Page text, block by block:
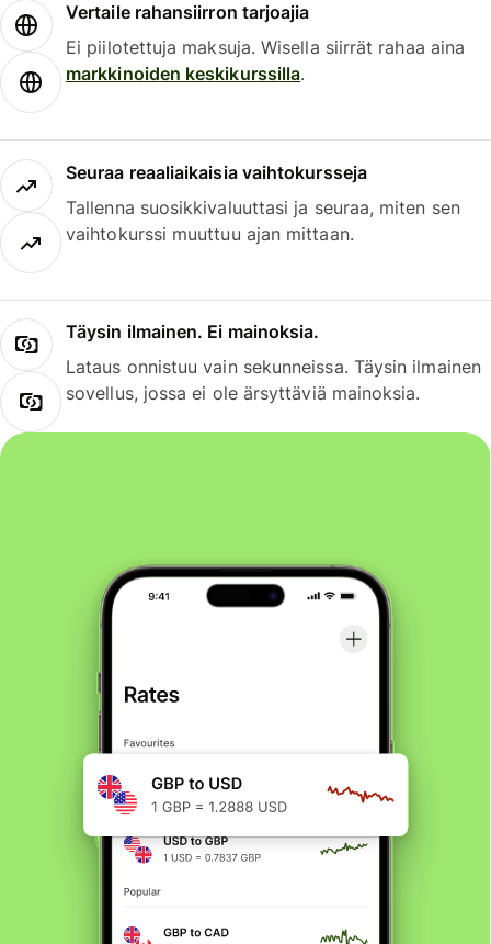
Vertaile rahansiirron tarjoajia
Ei piilotettuja maksuja. Wisella siirrät rahaa aina
markkinoiden keskikurssilla.
Seuraa reaaliaikaisia vaihtokursseja
Tallenna suosikkivaluuttasi ja seuraa, miten sen
vaihtokurssi muuttuu ajan mittaan.
Täysin ilmainen. Ei mainoksia.
Lataus onnistuu vain sekunneissa. Täysin ilmainen
sovellus, jossa ei ole ärsyttäviä mainoksia.